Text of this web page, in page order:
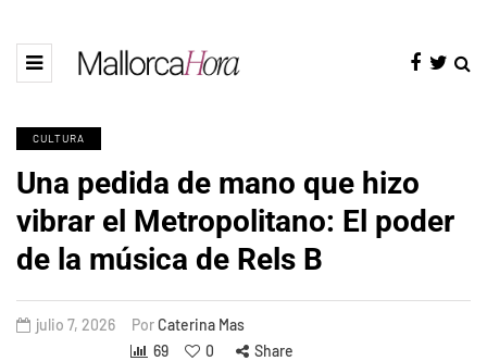
CULTURA
Una pedida de mano que hizo
vibrar el Metropolitano: El poder
de la música de Rels B
julio 7, 2026 PorCaterina Mas
69
0 Share